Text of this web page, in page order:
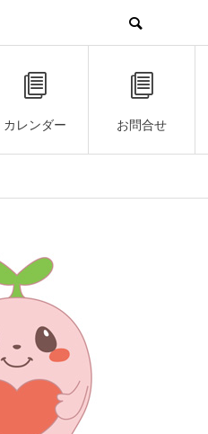
カレンダー お問合せ